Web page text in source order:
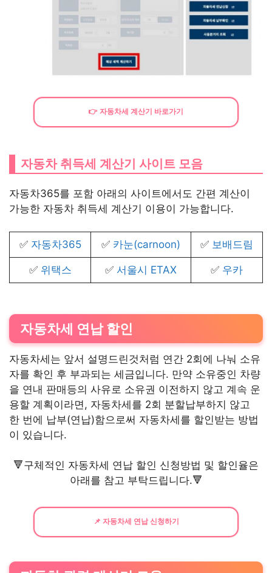
👉 자동차세 계산기 바로가기
자동차 취득세 계산기 사이트 모음
자동차365를 포함 아래의 사이트에서도 간편 계산이
가능한 자동차 취득세 계산기 이용이 가능합니다.
✅ 자동차365 ✅ 카눈(carnoon) ✅ 보배드림
✅ 위택스 ✅ 서울시 ETAX ✅ 우카
자동차세 연납 할인
자동차세는 앞서 설명드린것처럼 연간 2회에 나눠 소유
자를 확인 후 부과되는 세금입니다. 만약 소유중인 차량
을 연내 판매등의 사유로 소유권 이전하지 않고 계속 운
용할 계획이라면, 자동차세를 2회 분할납부하지 않고
한 번에 납부(연납)함으로써 자동차세를 할인받는 방법
이 있습니다.
🔻구체적인 자동차세 연납 할인 신청방법 및 할인율은
아래를 참고 부탁드립니다.🔻
📌 자동차세 연납 신청하기